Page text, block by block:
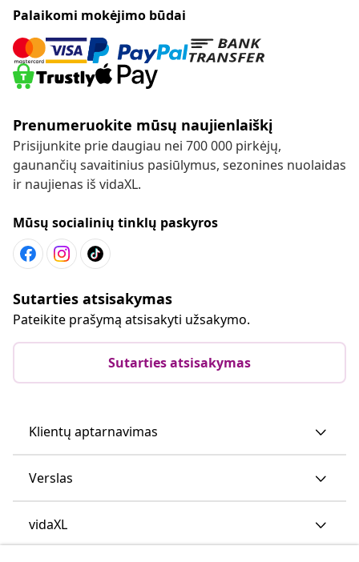
Palaikomi mokėjimo būdai
Prenumeruokite mūsų naujienlaiškį
Prisijunkite prie daugiau nei 700 000 pirkėjų,
gaunančių savaitinius pasiūlymus, sezonines nuolaidas
ir naujienas iš vidaXL.
Mūsų socialinių tinklų paskyros
Sutarties atsisakymas
Pateikite prašymą atsisakyti užsakymo.
Sutarties atsisakymas
Klientų aptarnavimas
Verslas
vidaXL